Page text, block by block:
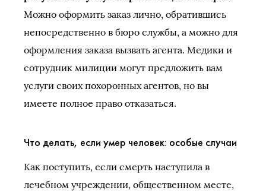
Можно оформить заказ лично, обратившись
непосредственно в бюро службы, а можно для
оформления заказа вызвать агента. Медики и
сотрудник милиции могут предложить вам
услуги своих похоронных агентов, но вы
имеете полное право отказаться.
Что делать, если умер человек: особые случаи
Как поступить, если смерть наступила в
лечебном учреждении, общественном месте,